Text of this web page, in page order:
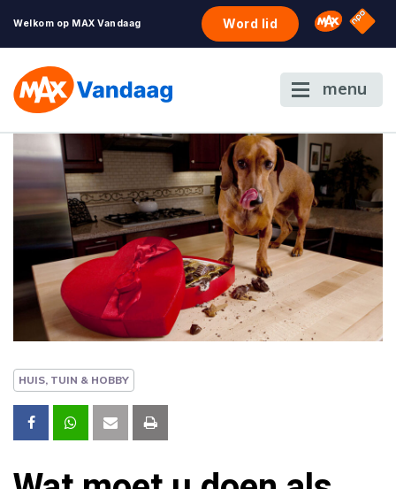
Welkom op MAX Vandaag Word lid Omroep
NPO
menu
HUIS, TUIN & HOBBY